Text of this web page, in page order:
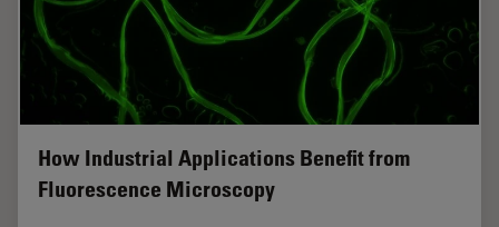
How Industrial Applications Benefit from
Fluorescence Microscopy